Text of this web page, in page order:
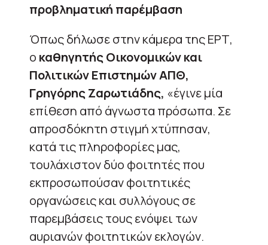
προβληματική παρέμβαση
Όπως δήλωσε στην κάμερα της ΕΡΤ,
ο καθηγητής Οικονομικών και
Πολιτικών Επιστημών ΑΠΘ,
Γρηγόρης Ζαρωτιάδης, «έγινε μία
επίθεση από άγνωστα πρόσωπα. Σε
απροσδόκητη στιγμή χτύπησαν,
κατά τις πληροφορίες μας,
τουλάχιστον δύο φοιτητές που
εκπροσωπούσαν φοιτητικές
οργανώσεις και συλλόγους σε
παρεμβάσεις τους ενόψει των
αυριανών φοιτητικών εκλογών.